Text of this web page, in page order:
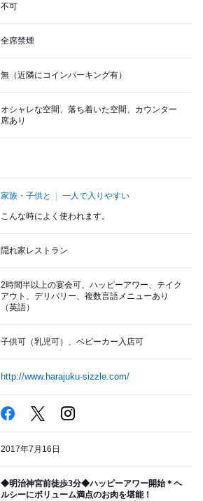
不可
全席禁煙
無（近隣にコインパーキング有）
オシャレな空間、落ち着いた空間、カウンター
席あり
家族・子供と 一人で入りやすい
こんな時によく使われます。
隠れ家レストラン
2時間半以上の宴会可、ハッピーアワー、テイク
アウト、デリバリー、複数言語メニューあり
（英語）
子供可（乳児可）、ベビーカー入店可
http://www.harajuku-sizzle.com/
2017年7月16日
◆明治神宮前徒歩3分◆ハッピーアワー開始＊ヘ
ルシーにボリューム満点のお肉を堪能！